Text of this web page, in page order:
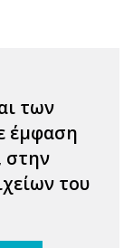
των
έμφαση
στην
του